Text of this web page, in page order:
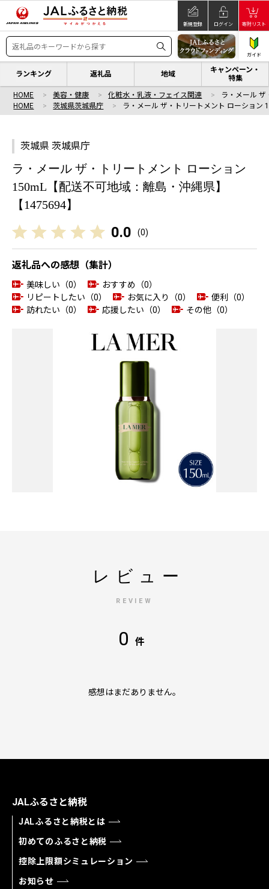
新規登録 ログイン 寄附リスト
ガイド
ランキング 返礼品 地域
キャンペーン・
特集
HOME 美容・健康 化粧水・乳液・フェイス関連
ラ・メール
HOME
茨城県茨城県庁 ラ・メール ザ・トリートメント ローション
茨城県 茨城県庁
ラ・メール ザ・トリートメント ローション
150mL【配送不可地域：離島・沖縄県】
【1475694】
0.0 (0)
返礼品への感想（集計）
美味しい（0）
おすすめ（0）
リピートしたい（0）
お気に入り（0）
便利（0）
訪れたい（0）
応援したい（0） その他（0）
レビュー
REVIEW
0 件
感想はまだありません。
JALふるさと納税
JALふるさと納税とは
初めてのふるさと納税
控除上限額シミュレーション
お知らせ